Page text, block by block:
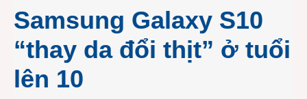
Samsung Galaxy S10
“thay da đổi thịt” ở tuổi
lên 10